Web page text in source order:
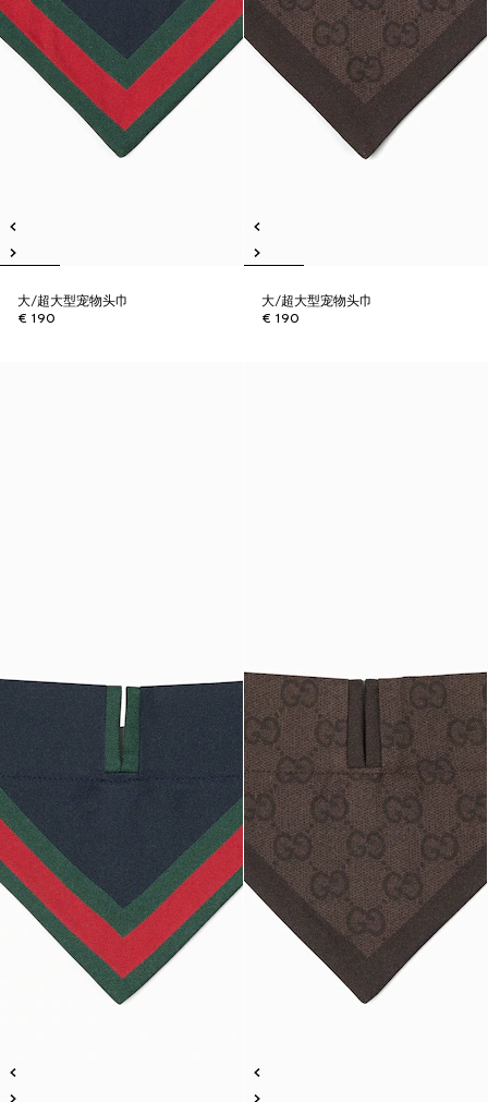
大/超大型宠物头巾
€ 190
大/超大型宠物头巾
€ 190